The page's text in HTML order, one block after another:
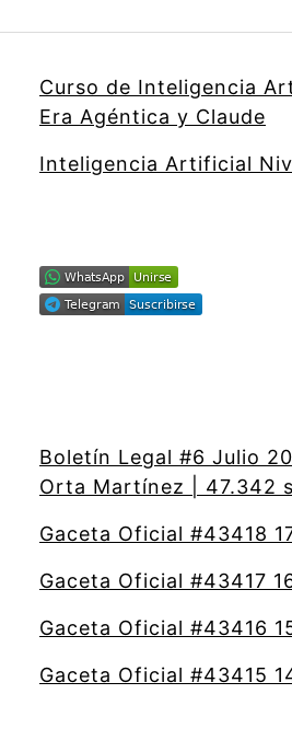
Curso de Inteligencia
Era Agéntica y Claude
Inteligencia Artificial
Boletín Legal #6 Julio
Orta Martínez | 47.342
Gaceta Oficial #43418
Gaceta Oficial #43417
Gaceta Oficial #43416
Gaceta Oficial #43415